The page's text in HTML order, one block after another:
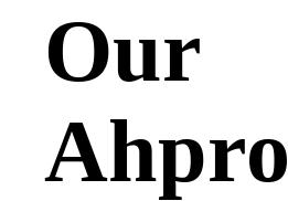
Our
Ahpro